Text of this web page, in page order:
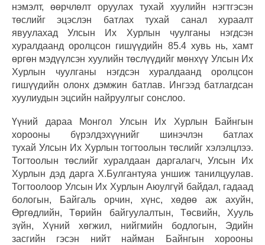
нэмэлт, өөрчлөлт оруулах тухай хуулийн нэгтгэсэн
төслийг эцэслэн батлах тухай санал хураалт
явуулахад Улсын Их Хурлын чуулганы нэгдсэн
хуралдаанд оролцсон гишүүдийн 85.4 хувь нь, хамт
өргөн мэдүүлсэн хуулийн төслүүдийг мөнхүү Улсын Их
Хурлын чуулганы нэгдсэн хуралдаанд оролцсон
гишүүдийн олонх дэмжин батлав. Ингээд батлагдсан
хуулиудын эцсийн найруулгыг сонслоо.
Үүний дараа Монгол Улсын Их Хурлын Байнгын
хорооны бүрэлдэхүүнийг шинэчлэн батлах
тухай Улсын Их Хурлын тогтоолын төслийг хэлэлцлээ.
Тогтоолын төслийг хуралдаан даргалагч, Улсын Их
Хурлын дэд дарга Х.Булгантуяа уншиж танилцуулав.
Тогтоолоор Улсын Их Хурлын Аюулгүй байдал, гадаад
бологын, Байгаль орчин, хүнс, хөдөө аж ахуйн,
Өргөдлийн, Төрийн байгуулалтын, Төсвийн, Хууль
зүйн, Хүний хөгжил, нийгмийн бодлогын, Эдийн
засгийн гэсэн нийт найман Байнгын хорооны